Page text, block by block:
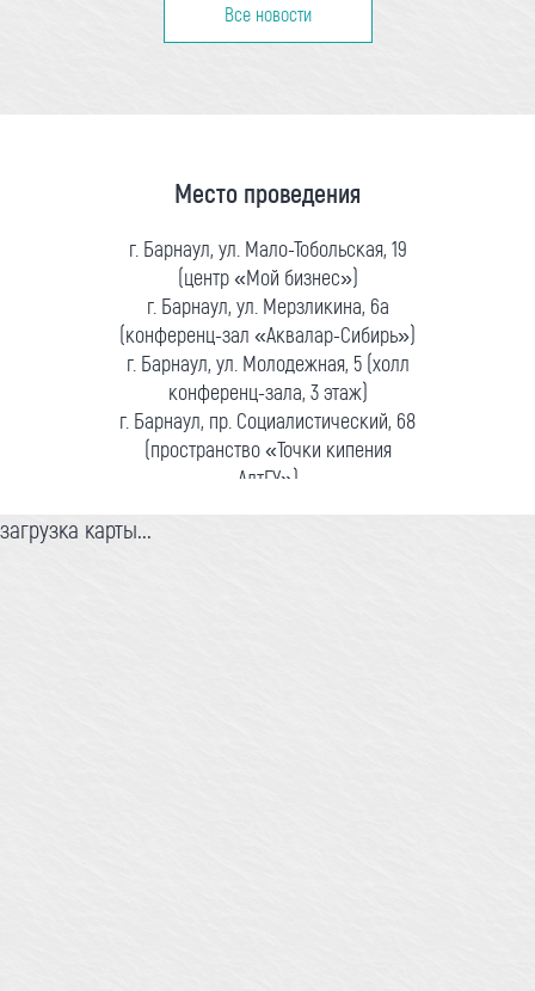
Все новости
Место проведения
г. Барнаул, ул. Мало-Тобольская, 19
(центр «Мой бизнес»)
г. Барнаул, ул. Мерзликина, 6а
(конференц-зал «Аквалар-Сибирь»)
г. Барнаул, ул. Молодежная, 5 (холл
конференц-зала, 3 этаж)
г. Барнаул, пр. Социалистический, 68
(пространство «Точки кипения
АлтГУ»)
загрузка карты...